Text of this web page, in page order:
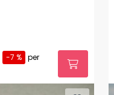
-7 % per